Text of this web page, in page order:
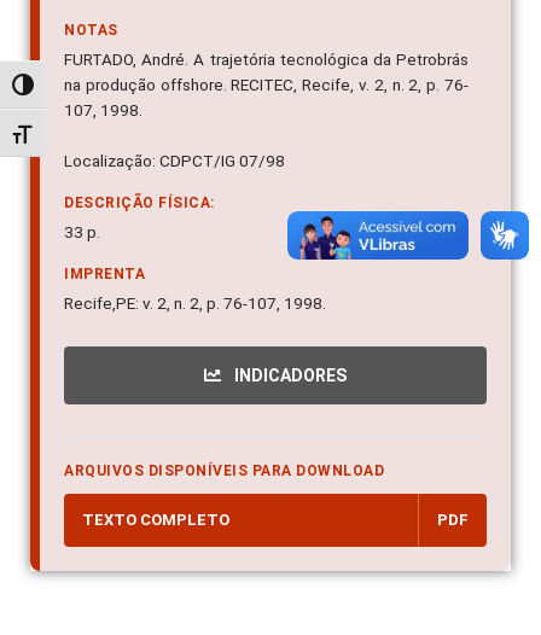
Alternar alto contraste
Alternar tamanho da fonte
NOTAS
FURTADO, André. A trajetória tecnológica da Petrobrás
na produção offshore. RECITEC, Recife, v. 2, n. 2, p. 76-
107, 1998.
Localização: CDPCT/IG 07/98
DESCRIÇÃO FÍSICA:
33 p.
IMPRENTA
Recife,PE: v. 2, n. 2, p. 76-107, 1998.
INDICADORES
ARQUIVOS DISPONÍVEIS PARA DOWNLOAD
TEXTO COMPLETO PDF